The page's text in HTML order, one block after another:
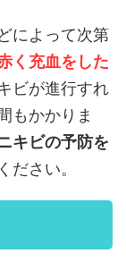
によって次第
く充血をした
ビが進行すれ
もかかりま
キビの予防を
ださい。